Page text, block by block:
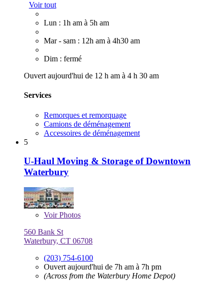
Voir tout
Lun : 1h am à 5h am
Mar - sam : 12h am à 4h30 am
Dim : fermé
Ouvert aujourd'hui de 12 h am à 4 h 30 am
Services
Remorques et remorquage
Camions de déménagement
Accessoires de déménagement
5
U-Haul Moving & Storage of Downtown
Waterbury
VoirPhotos
560 Bank St
Waterbury, CT 06708
(203) 754-6100
Ouvert aujourd'hui de 7h am à 7h pm
(Across from the Waterbury Home Depot)